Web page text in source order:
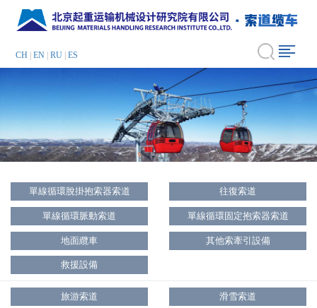
CH |EN |RU |ES
單線循環脫掛抱索器索道 往復索道
單線循環脈動索道 單線循環固定抱索器索道
地面纜車 其他索牽引設備
救援設備
旅游索道 滑雪索道